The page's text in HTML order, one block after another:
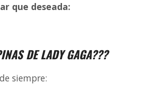
que deseada:
DE LADY GAGA???
siempre: